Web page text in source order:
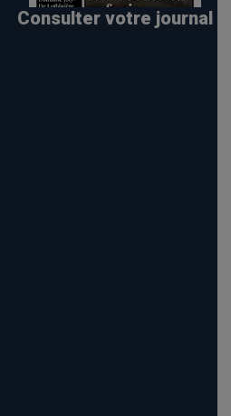
Consulter votre journal